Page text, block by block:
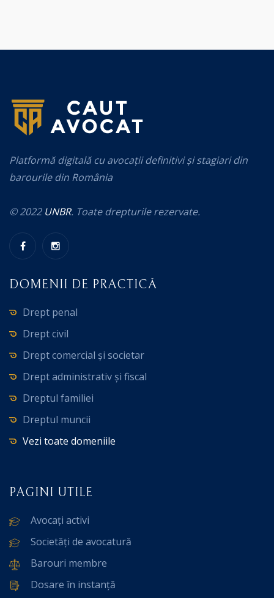
Platformă digitală cu avocații definitivi și stagiari din
barourile din România
© 2022 UNBR. Toate drepturile rezervate.
DOMENII DE PRACTICĂ
Drept penal
Drept civil
Drept comercial și societar
Drept administrativ și fiscal
Dreptul familiei
Dreptul muncii
Vezi toate domeniile
PAGINI UTILE
Avocați activi
Societăți de avocatură
Barouri membre
Dosare în instanță